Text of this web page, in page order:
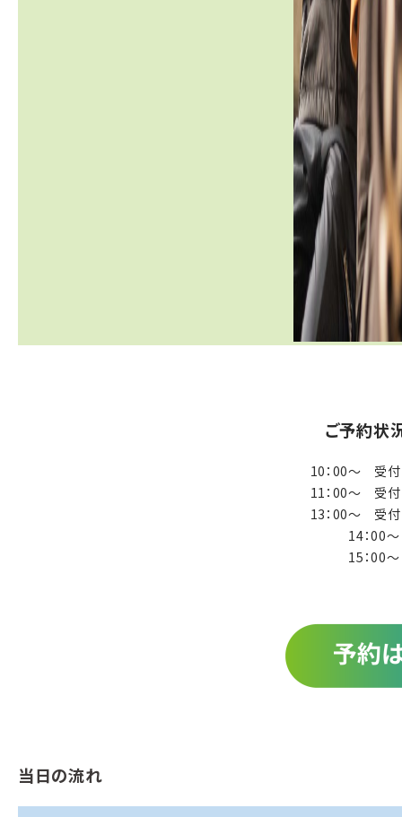
ご予約状
10：00～ 受付
11：00～ 受付
13：00～ 受付
14：00
15：00
当日の流れ